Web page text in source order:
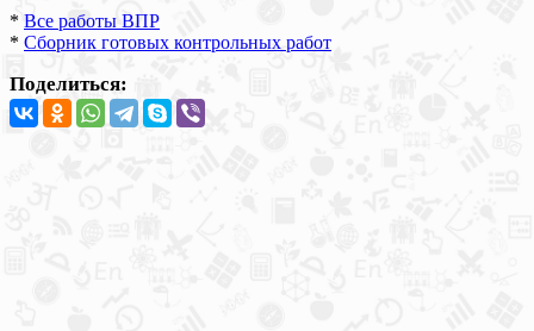
* Все работы ВПР
* Сборник готовых контрольных работ
Поделиться: